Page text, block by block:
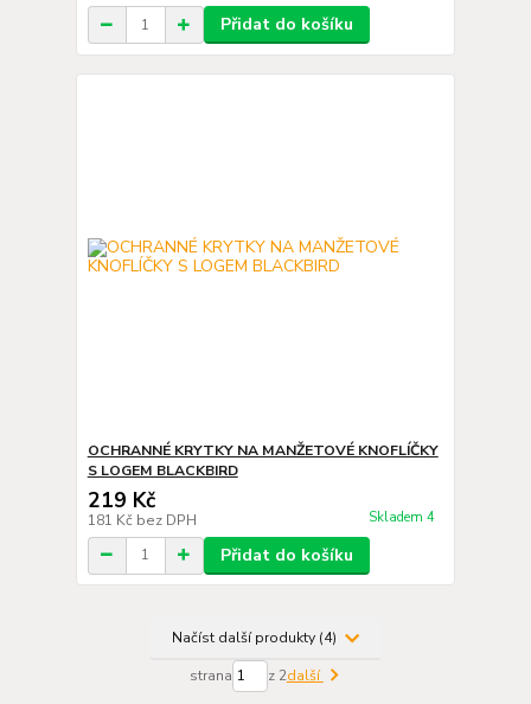
Přidat do košíku
OCHRANNÉ KRYTKY NA MANŽETOVÉ KNOFLÍČKY
S LOGEM BLACKBIRD
219 Kč
181 Kč bez DPH Skladem 4
Přidat do košíku
Načíst další produkty (4)
strana z 2další